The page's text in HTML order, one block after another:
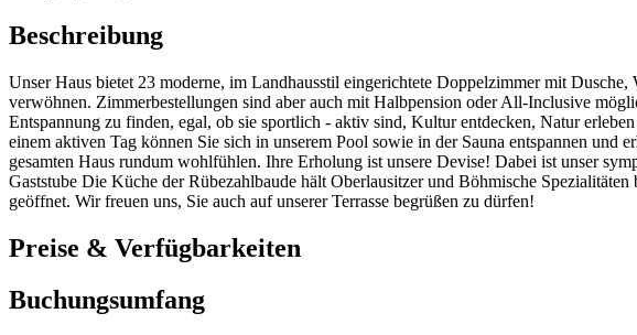
Beschreibung
Unser Haus bietet 23 moderne, im Landhausstil eingerichtete Doppelzimmer mit
verwöhnen. Zimmerbestellungen sind aber auch mit Halbpension oder All-Inclusive
Entspannung zu finden, egal, ob sie sportlich - aktiv sind, Kultur entdecken, Natur
einem aktiven Tag können Sie sich in unserem Pool sowie in der Sauna entspannen
gesamten Haus rundum wohlfühlen. Ihre Erholung ist unsere Devise! Dabei ist unser
Gaststube Die Küche der Rübezahlbaude hält Oberlausitzer und Böhmische
geöffnet. Wir freuen uns, Sie auch auf unserer Terrasse begrüßen zu dürfen!
Preise & Verfügbarkeiten
Buchungsumfang